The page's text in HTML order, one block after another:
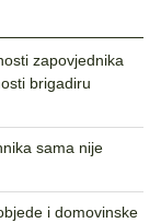
zapovjednika
brigadiru
sama nije
i domovinske